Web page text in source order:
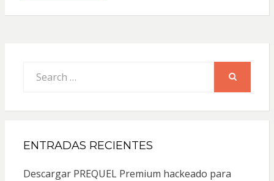
for:
ENTRADAS RECIENTES
Descargar PREQUEL Premium hackeado para